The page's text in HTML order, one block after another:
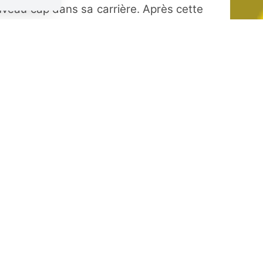
cap dans sa carrière. Après cette